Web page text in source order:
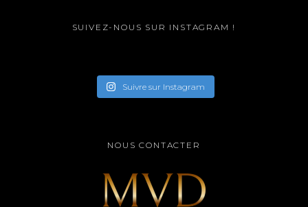
SUIVEZ-NOUS SUR INSTAGRAM !
Suivre sur Instagram
NOUS CONTACTER